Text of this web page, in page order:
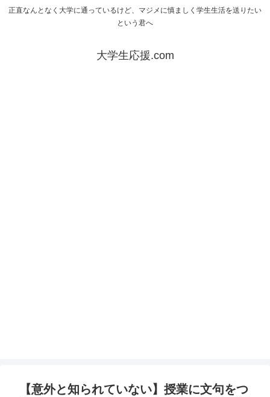
正直なんとなく大学に通っているけど、マジメに慎ましく学生生活を送りたい
という君へ
大学生応援.com
【意外と知られていない】授業に文句をつ